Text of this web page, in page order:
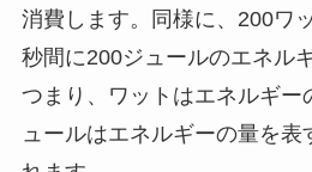
消費します。同様に、200ワ
秒間に200ジュールのエネル
つまり、ワットはエネルギー
ュールはエネルギーの量を表